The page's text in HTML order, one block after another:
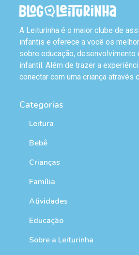
A Leiturinha é o maior clube de
infantis e oferece a você os
sobre educação, desenvolvimento
infantil. Além de trazer a
conectar com uma criança através
Categorias
Leitura
Bebê
Crianças
Família
Atividades
Educação
Sobre a Leiturinha